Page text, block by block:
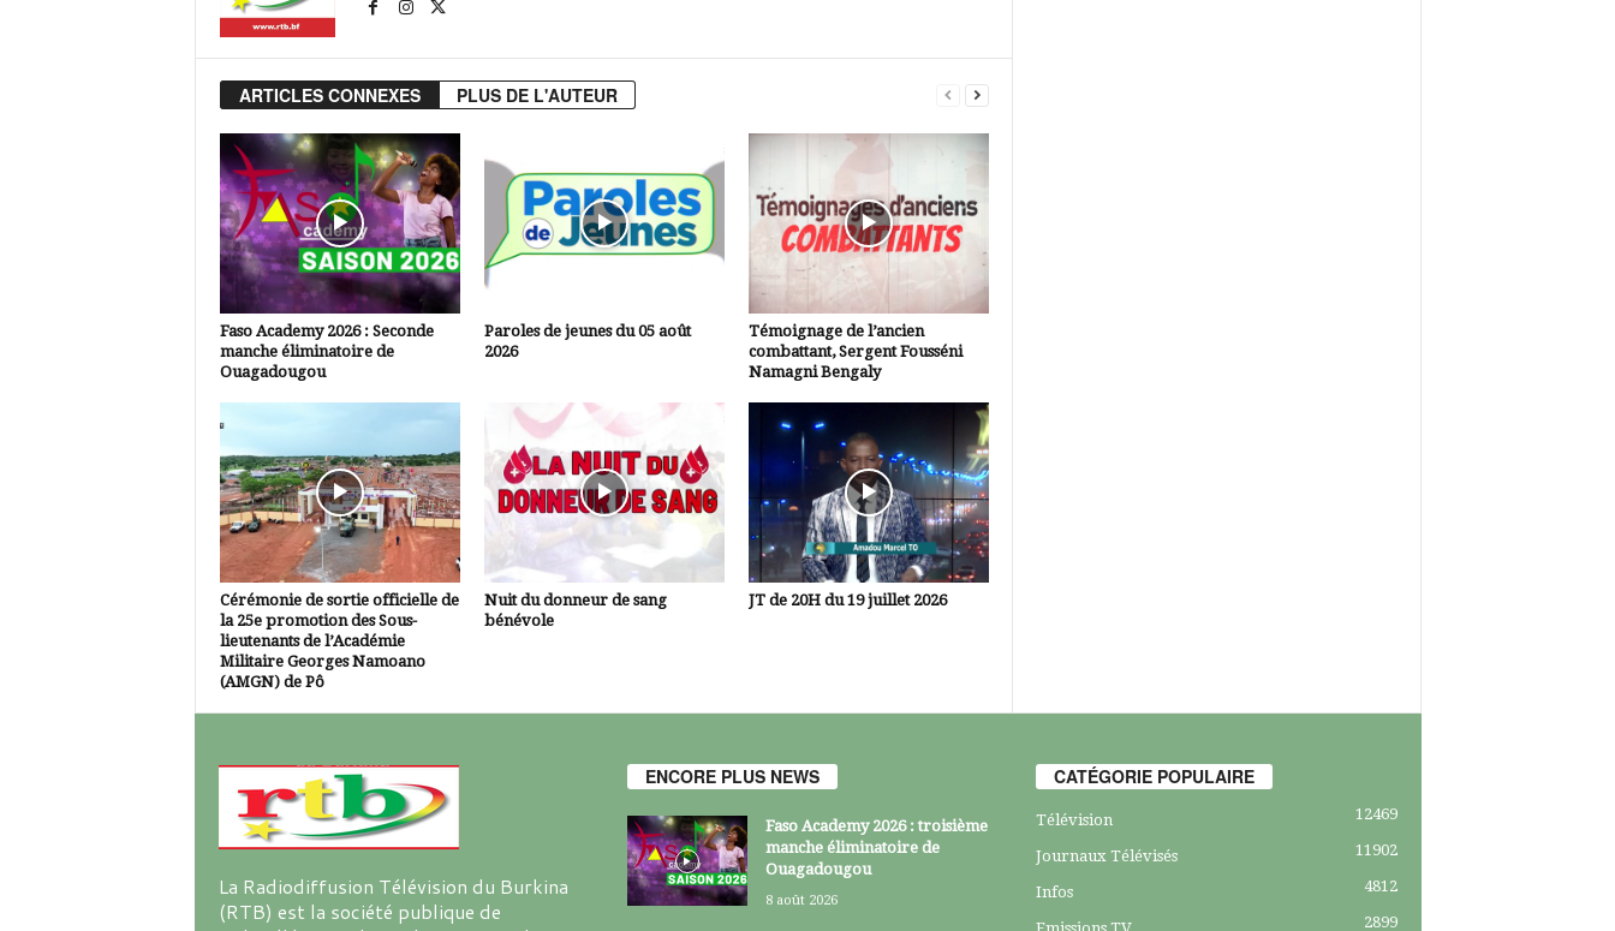
ARTICLES CONNEXES PLUS DE L'AUTEUR
Faso Academy 2026 : Seconde
manche éliminatoire de
Ouagadougou
Paroles de jeunes du 05 août
2026
Témoignage de l’ancien
combattant, Sergent Fousséni
Namagni Bengaly
Cérémonie de sortie officielle de
la 25e promotion des Sous-
lieutenants de l’Académie
Militaire Georges Namoano
(AMGN) de Pô
Nuit du donneur de sang
bénévole
JT de 20H du 19 juillet 2026
La Radiodiffusion Télévision du Burkina
(RTB) est la société publique de
ENCORE PLUS NEWS
Faso Academy 2026 : troisième
manche éliminatoire de
Ouagadougou
8 août 2026
CATÉGORIE POPULAIRE
Télévision 12469
Journaux Télévisés 11902
Infos 4812
2899